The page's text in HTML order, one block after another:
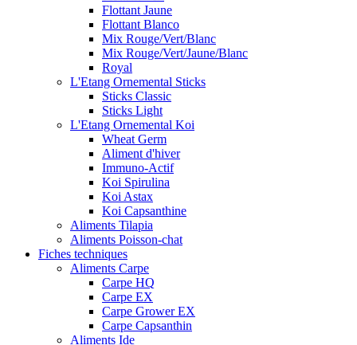
Flottant Jaune
Flottant Blanco
Mix Rouge/Vert/Blanc
Mix Rouge/Vert/Jaune/Blanc
Royal
L'Etang Ornemental Sticks
Sticks Classic
Sticks Light
L'Etang Ornemental Koi
Wheat Germ
Aliment d'hiver
Immuno-Actif
Koi Spirulina
Koi Astax
Koi Capsanthine
Aliments Tilapia
Aliments Poisson-chat
Fiches techniques
Aliments Carpe
Carpe HQ
Carpe EX
Carpe Grower EX
Carpe Capsanthin
Aliments Ide